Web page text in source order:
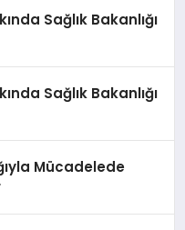
Sağlık Bakanlığı
Sağlık Bakanlığı
Mücadelede